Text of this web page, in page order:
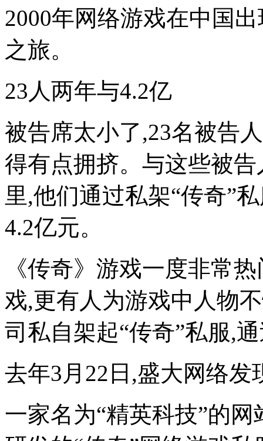
2000年网络游戏在中国
之旅。
23人两年与4.2亿
被告席太小了,23名被告
得有点拥挤。与这些被
里,他们通过私架“传奇”
4.2亿元。
《传奇》游戏一度非常
戏,更有人为游戏中人物
司私自架起“传奇”私服,
去年3月22日,盛大网络发
一家名为“精英科技”的